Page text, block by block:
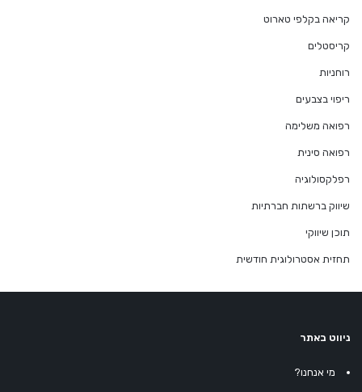
קריאה בקלפי טארוט
קריסטלים
רוחניות
ריפוי בצבעים
רפואה משלימה
רפואה סינית
רפלקסולוגיה
שיווק ברשתות חברתיות
תוכן שיווקי
תחזית אסטרולוגית חודשית
ניווט באתר
מי אנחנו?